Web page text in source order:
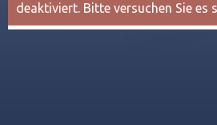
deaktiviert. Bitte versuchen Sie es